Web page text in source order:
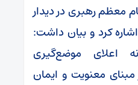
معظم رهبری در دیدار
کرد و بیان داشت:
اعلای موضع‌گیری
معنویت و ایمان